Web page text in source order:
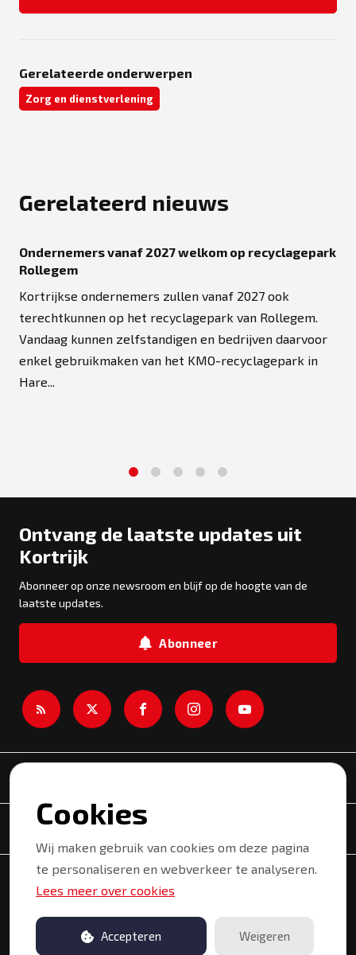
Gerelateerde onderwerpen
Zorg en dienstverlening
Gerelateerd nieuws
Ondernemers vanaf 2027 welkom op recyclagepark
Rollegem
Kortrijkse ondernemers zullen vanaf 2027 ook
terechtkunnen op het recyclagepark van Rollegem.
Vandaag kunnen zelfstandigen en bedrijven daarvoor
enkel gebruikmaken van het KMO-recyclagepark in
Hare...
Ontvang de laatste updates uit
Kortrijk
Abonneer op onze newsroom en blijf op de hoogte van de
laatste updates.
Abonneer
Onderwerpen
Copyright © 2026 Kortrijk. Alle rechten voorbehouden.
Privacyverklaring Gebruiksvoorwaarden
Cookies
Wij maken gebruik van cookies om deze pagina
te personaliseren en webverkeer te analyseren.
Lees meer over cookies
Accepteren Weigeren